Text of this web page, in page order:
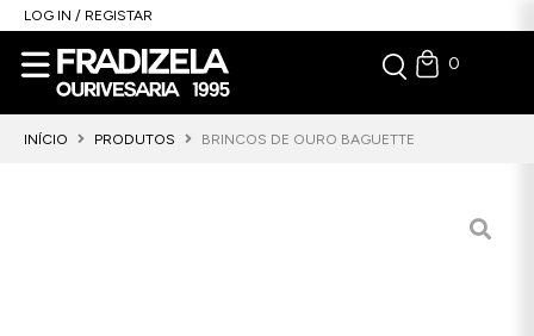
LOG IN / REGISTAR
0
INÍCIO PRODUTOS BRINCOS DE OURO BAGUETTE